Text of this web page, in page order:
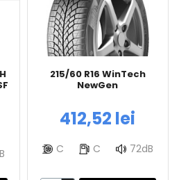
215/60 R16 WinTech
NewGen
412,52 lei
C C 72dB